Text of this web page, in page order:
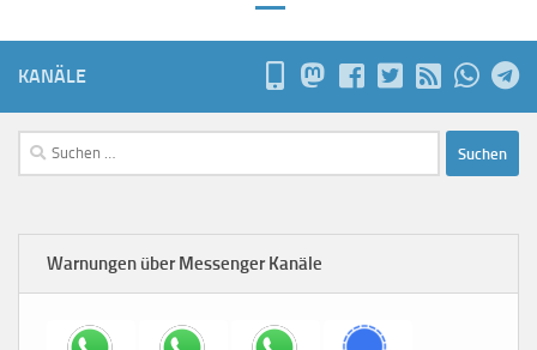
KANÄLE
Suchen
nach:
Warnungen über Messenger Kanäle